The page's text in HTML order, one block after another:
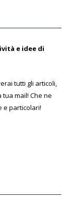
e idee di
tutti gli articoli,
mail! Che ne
e particolari!